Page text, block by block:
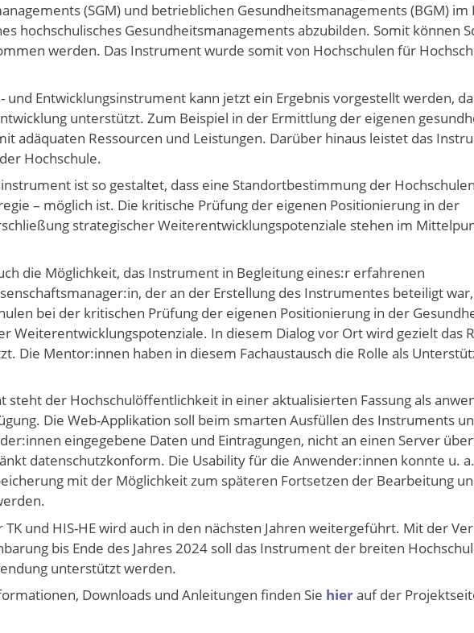
(SGM) und betrieblichen Gesundheitsmanagements (BGM)
hochschulisches Gesundheitsmanagements abzubilden. Somit können
werden. Das Instrument wurde somit von Hochschulen für
Entwicklungsinstrument kann jetzt ein Ergebnis vorgestellt werden,
unterstützt. Zum Beispiel in der Ermittlung der eigenen
adäquaten Ressourcen und Leistungen. Darüber hinaus leistet das
Hochschule.
ist so gestaltet, dass eine Standortbestimmung der
– möglich ist. Die kritische Prüfung der eigenen Positionierung in der
strategischer Weiterentwicklungspotenziale stehen im
die Möglichkeit, das Instrument in Begleitung eines:r erfahrenen
der an der Erstellung des Instrumentes beteiligt
bei der kritischen Prüfung der eigenen Positionierung in der
Weiterentwicklungspotenziale. In diesem Dialog vor Ort wird gezielt das
Die Mentor:innen haben in diesem Fachaustausch die Rolle als
der Hochschulöffentlichkeit in einer aktualisierten Fassung als
Die Web-Applikation soll beim smarten Ausfüllen des Instruments
eingegebene Daten und Eintragungen, nicht an einen Server
datenschutzkonform. Die Usability für die Anwender:innen konnte u.
mit der Möglichkeit zum späteren Fortsetzen der Bearbeitung
und HIS-HE wird auch in den nächsten Jahren weitergeführt. Mit der
bis Ende des Jahres 2024 soll das Instrument der breiten
unterstützt werden.
Downloads und Anleitungen finden Sie hierauf der